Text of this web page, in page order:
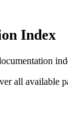
Index
all available